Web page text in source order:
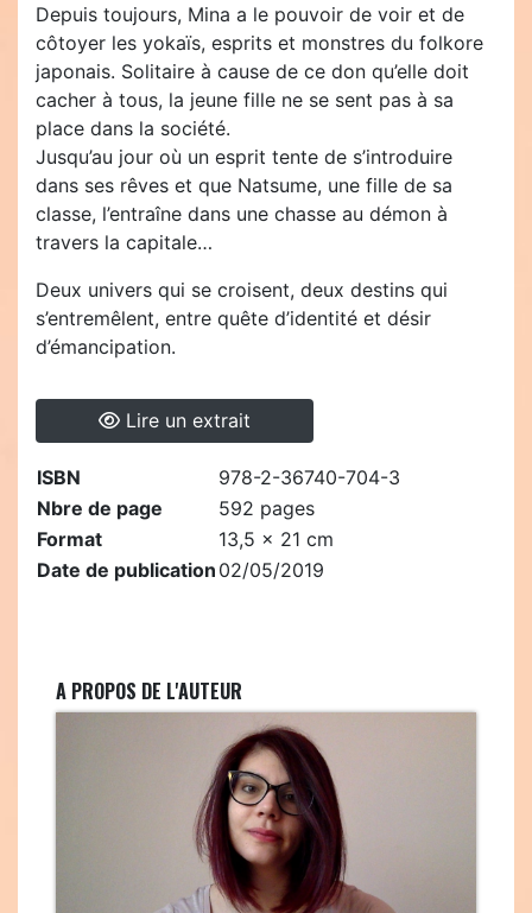
Depuis toujours, Mina a le pouvoir de voir et de
côtoyer les yokaïs, esprits et monstres du folkore
japonais. Solitaire à cause de ce don qu’elle doit
cacher à tous, la jeune fille ne se sent pas à sa
place dans la société.
Jusqu’au jour où un esprit tente de s’introduire
dans ses rêves et que Natsume, une fille de sa
classe, l’entraîne dans une chasse au démon à
travers la capitale…
Deux univers qui se croisent, deux destins qui
s’entremêlent, entre quête d’identité et désir
d’émancipation.
Lire un extrait
ISBN
978-2-36740-704-3
Nbre de page
592 pages
Format
13,5 x 21 cm
Date de publication 02/05/2019
A PROPOS DE L'AUTEUR